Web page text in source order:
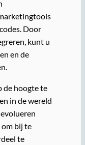
Door
kunt u
en de
de hoogte te
in de wereld
bij te
te